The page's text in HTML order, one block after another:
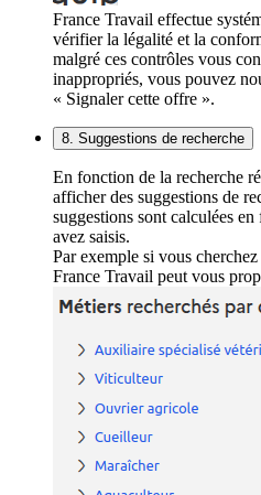
France Travail effectue
vérifier la légalité et la
malgré ces contrôles vous
inappropriés, vous pouvez
« Signaler cette offre ».
8. Suggestions de recherche
En fonction de la recherche
afficher des suggestions de
suggestions sont calculées
avez saisis.
Par exemple si vous
France Travail peut vous